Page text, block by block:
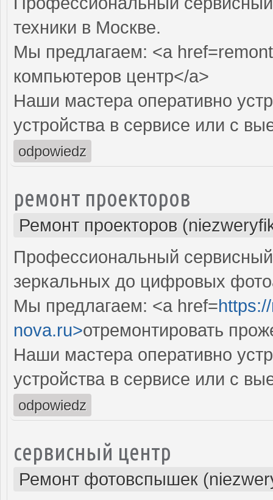
техники в Москве.
Мы предлагаем: <a
компьютеров центр</a>
Наши мастера оперативно
устройства в сервисе или с
odpowiedz
ремонт проекторов
Ремонт проекторов
Профессиональный
зеркальных до цифровых
Мы предлагаем: <a href=
nova.ru>отремонтировать
Наши мастера оперативно
устройства в сервисе или с
odpowiedz
сервисный центр
Ремонт фотовспышек